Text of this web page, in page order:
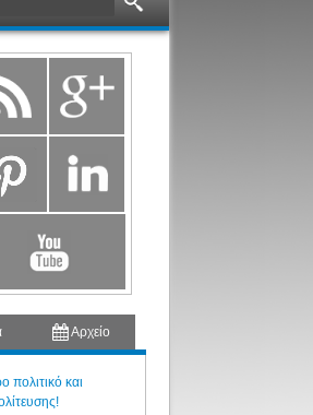
Αρχείο
πολιτικό και